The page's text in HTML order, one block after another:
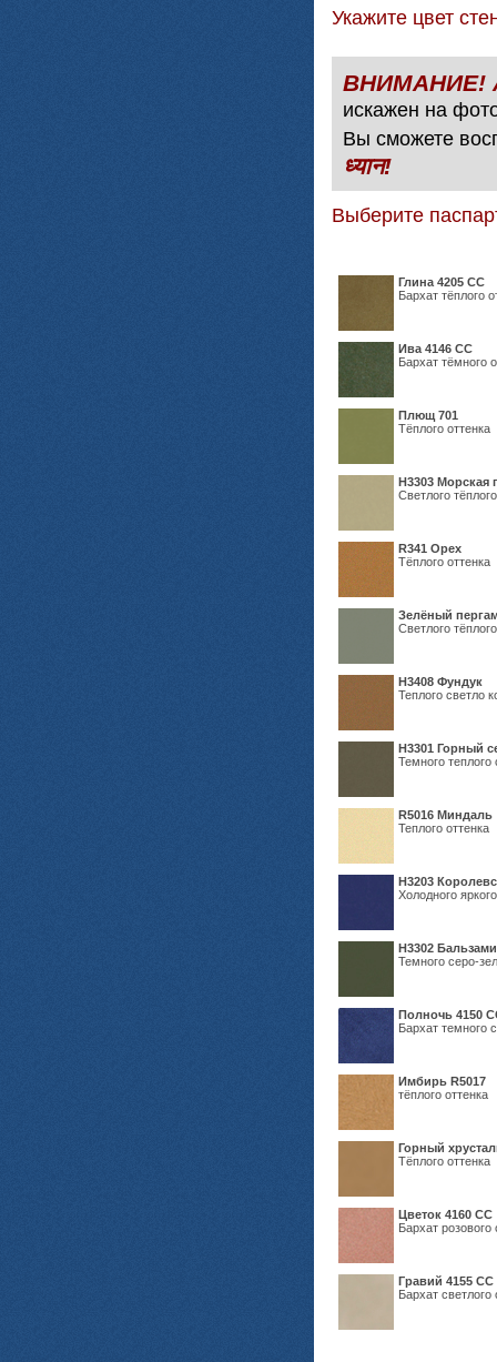
Укажите цвет
искажен на
Вы сможете
ध्यान!
Выберите
Глина 4205 СС
Бархат тёплого
Ива 4146 СС
Бархат тёмного
Плющ 701
Тёплого оттенка
H3303 Морская
Светлого
R341 Орех
Тёплого оттенка
Зелёный
Светлого
Н3408 Фундук
Теплого светло
Н3301 Горный
Темного теплого
R5016 Миндаль
Теплого оттенка
Н3203
Холодного
Н3302
Темного серо-
Полночь 4150
Бархат темного
Имбирь R5017
тёплого оттенка
Горный
Тёплого оттенка
Цветок 4160 СС
Бархат розового
Гравий 4155 СС
Бархат светлого